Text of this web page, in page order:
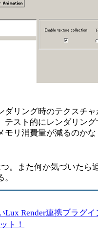
ダリング時のテクスチ
テスト的にレンダリン
モリ消費量が減るのかな
。また何か気づいたら
Lux Render連携プラグ
ト！